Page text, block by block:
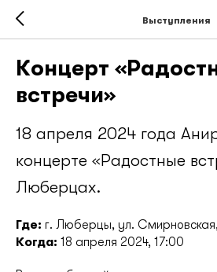
Выступления
Концерт
встречи»
18 апреля 2024 года
концерте «Радостные
Люберцах.
Где: г. Люберцы, ул.
Когда: 18 апреля 2024, 17:00